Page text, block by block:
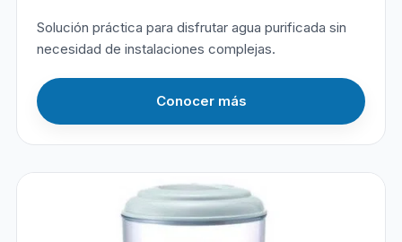
Solución práctica para disfrutar agua purificada sin
necesidad de instalaciones complejas.
Conocer más